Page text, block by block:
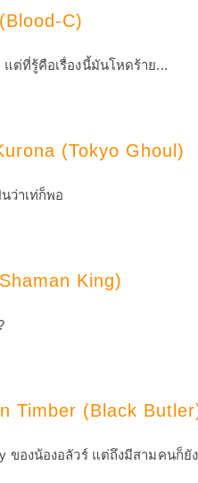
C)
ต่ที่รู้คือเรื่องนี้มันโหดร้าย...
(Tokyo Ghoul)
ว่าเท่ก็พอ
King)
Timber (Black
องน้องอลัวร์ แต่ถึงมีสามคนก็ยั